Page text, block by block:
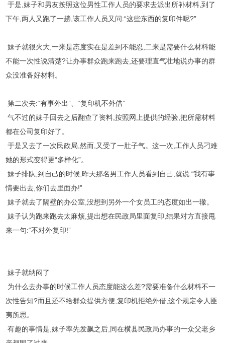
于是,妹子和男友按照这位男性工作人员的要求去派出所补材料,到了
下午,两人又跑了一趟,该工作人员又问:“这些东西的复印件呢?”
妹子就很火大,一来是态度实在是差到不能忍,二来是需要什么材料能
不能一次性说清楚?让办事群众跑来跑去,还要理直气壮地说办事的群
众没准备好材料。
第二次去:“有事外出”、“复印机不外借”
气不过的妹子回去之后翻查了资料,按照网上提供的经验,把所需材料
都在公司复印好了。
于是又去了一次民政局,然而,又受了一肚子气。这一次,工作人员刁难
她的形式变得更“多样化”。
妹子排队,到自己的时候,昨天那名男工作人员看到自己,就说:“我有事
情要出去,你们去里面办!”
妹子就去了隔壁的办公室,没想到另外一个女员工的态度如出一辙。
妹子认为跑来跑去太麻烦,提出想在民政局里面复印,结果对方直接甩
来一句:“不对外复印!”
妹子就纳闷了
为什么去办事的时候工作人员态度能这么差?需要准备什么材料不一
次性告知?而且还不给群众提供方便,复印机拒绝外借,这个规定令人匪
夷所思。
有趣的事情是,妹子率先发飙之后,同在横县民政局办事的一众父老乡